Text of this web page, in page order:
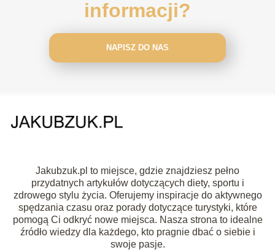
informacji?
NAPISZ DO NAS
Jakubzuk.pl to miejsce, gdzie znajdziesz pełno
przydatnych artykułów dotyczących diety, sportu i
zdrowego stylu życia. Oferujemy inspiracje do aktywnego
spędzania czasu oraz porady dotyczące turystyki, które
pomogą Ci odkryć nowe miejsca. Nasza strona to idealne
źródło wiedzy dla każdego, kto pragnie dbać o siebie i
swoje pasje.